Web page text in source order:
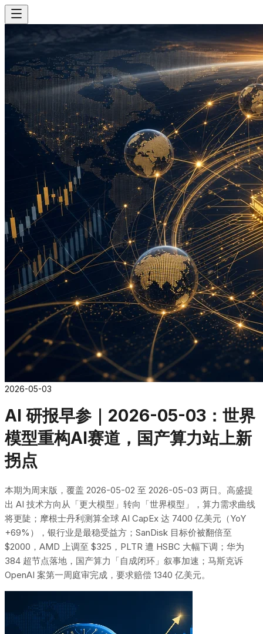
2026-05-03
AI 研报早参｜2026-05-03：世界
模型重构AI赛道，国产算力站上新
拐点
本期为周末版，覆盖 2026-05-02 至 2026-05-03 两日。高盛提
出 AI 技术方向从「更大模型」转向「世界模型」，算力需求曲线
将更陡；摩根士丹利测算全球 AI CapEx 达 7400 亿美元（YoY
+69%），银行业是最稳受益方；SanDisk 目标价被翻倍至
$2000，AMD 上调至 $325，PLTR 遭 HSBC 大幅下调；华为
384 超节点落地，国产算力「自成闭环」叙事加速；马斯克诉
OpenAI 案第一周庭审完成，要求赔偿 1340 亿美元。